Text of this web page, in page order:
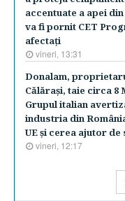
accentuate a apei
va fi pornit CET
afectaţi
vineri, 13:31
Donalam,
Călăraşi, taie circa 8
Grupul italian
industria din
UE şi cerea ajutor de
vineri, 12:17